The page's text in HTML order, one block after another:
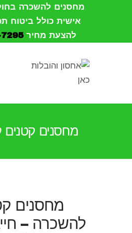
מחסנים להשכרה
אישית כולל ביטוח
להצעת מחיר
מחסנים
הובלות
מחסנים
להשכרה –